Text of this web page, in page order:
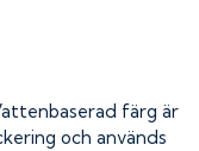
färg är
och används